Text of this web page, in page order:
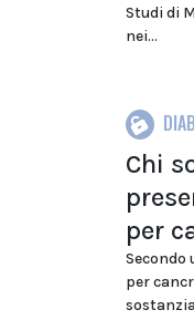
Studi di
nei...
Chi
per
per